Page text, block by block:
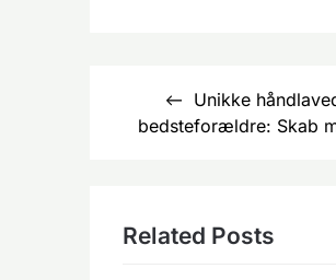
Indlægsnavigation
Unikke
bedsteforældre: Skab
Related Posts